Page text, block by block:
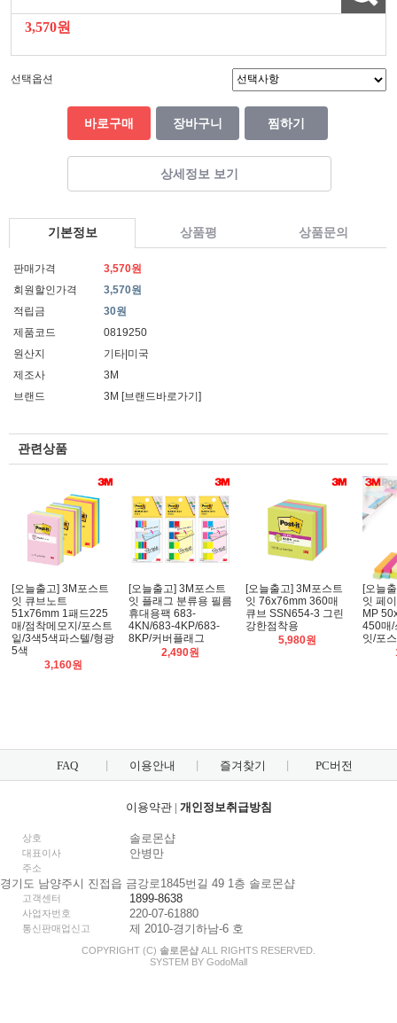
3,570원
선택옵션
바로구매 장바구니 찜하기
상세정보 보기
기본정보 상품평 상품문의
판매가격
3,570원
회원할인가격
3,570원
적립금
30원
제품코드
0819250
원산지
기타|미국
제조사
3M
브랜드
3M [브랜드바로가기]
관련상품
[오늘출고] 3M포스트
잇 큐브노트
51x76mm 1패드225
매/점착메모지/포스트
잍/3색5색파스텔/형광
5색
3,160원
[오늘출고] 3M포스트
잇 플래그 분류용 필름
휴대용팩 683-
4KN/683-4KP/683-
8KP/커버플래그
2,490원
[오늘출고] 3M포스트
잇 76x76mm 360매
큐브 SSN654-3 그린
강한점착용
5,980원
[오늘
잇 페
MP
450매/
잇/포
FAQ 이용안내 즐겨찾기 PC버전
이용약관| 개인정보취급방침
상호 솔로몬샵
대표이사 안병만
주소
경기도 남양주시 진접읍 금강로1845번길 49 1층 솔로몬샵
고객센터 1899-8638
사업자번호 220-07-61880
통신판매업신고 제 2010-경기하남-6 호
COPYRIGHT (C) 솔로몬샵 ALL RIGHTS RESERVED.
SYSTEM BY GodoMall